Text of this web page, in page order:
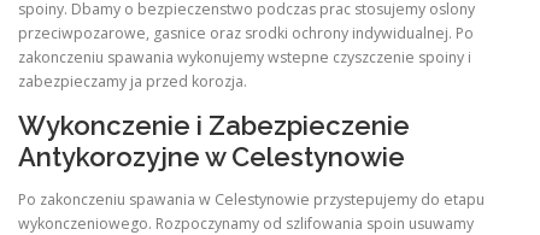
spoiny. Dbamy o bezpieczenstwo podczas prac stosujemy oslony
przeciwpozarowe, gasnice oraz srodki ochrony indywidualnej. Po
zakonczeniu spawania wykonujemy wstepne czyszczenie spoiny i
zabezpieczamy ja przed korozja.
Wykonczenie i Zabezpieczenie
Antykorozyjne w Celestynowie
Po zakonczeniu spawania w Celestynowie przystepujemy do etapu
wykonczeniowego. Rozpoczynamy od szlifowania spoin usuwamy